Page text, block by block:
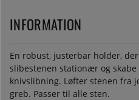
INFORMATION
En robust, justerbar holder,
slibestenen stationær og
knivslibning. Løfter stenen fra
greb. Passer til alle sten.